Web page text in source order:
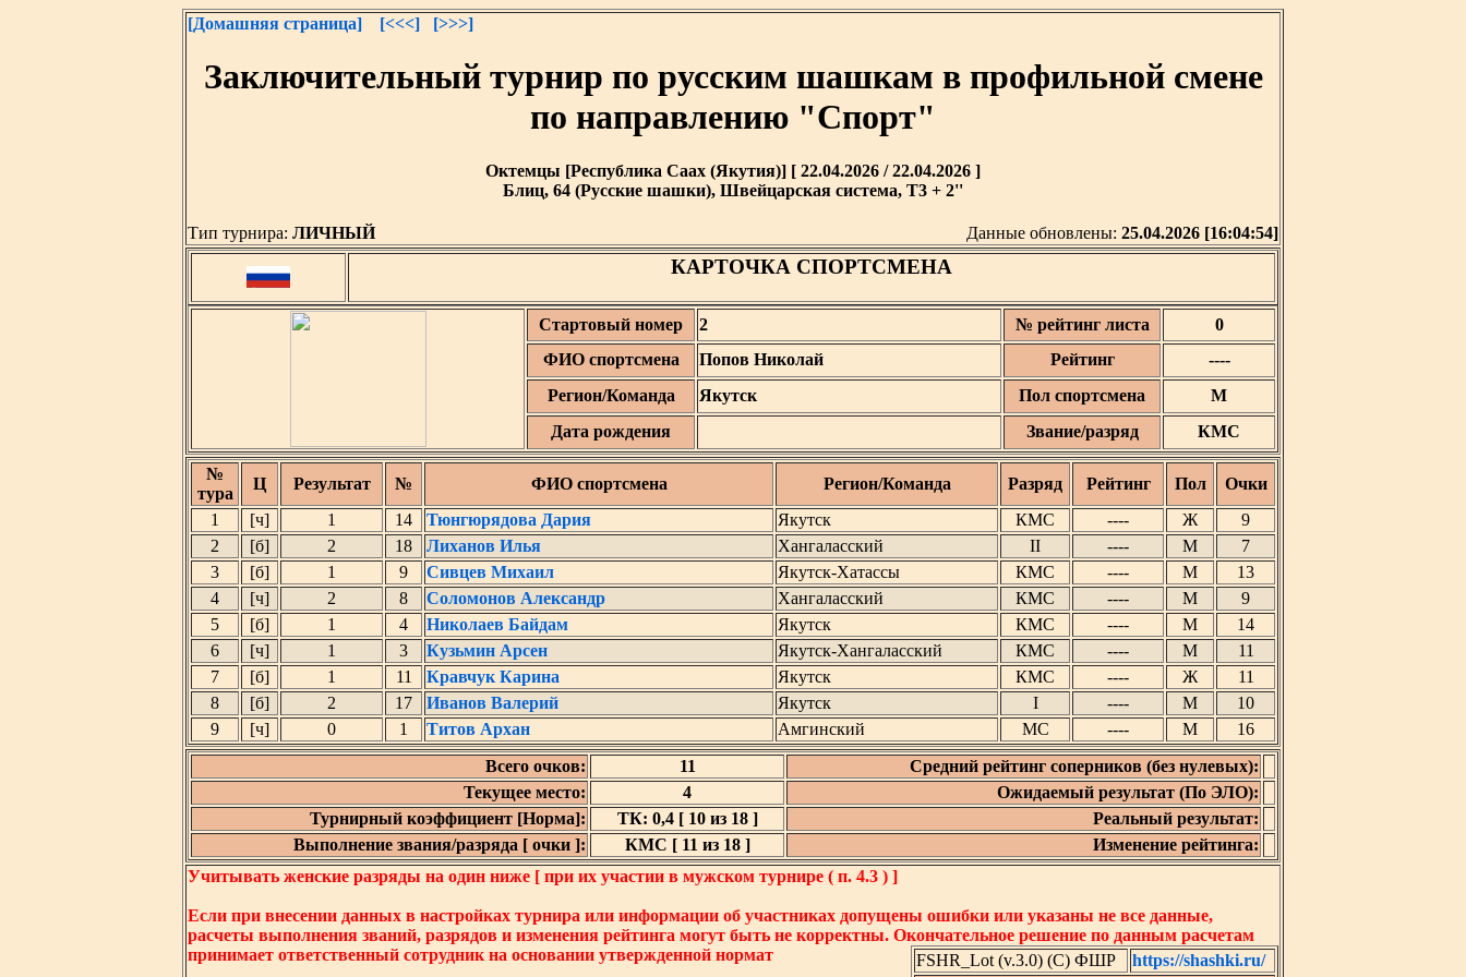
[Домашняя страница] [<<<] [>>>]
Заключительный турнир по русским шашкам в профильной смене
по направлению "Спорт"
Октемцы [Республика Саах (Якутия)] [ 22.04.2026 / 22.04.2026 ]
Блиц, 64 (Русские шашки), Швейцарская система, T3 + 2''
Тип турнира: ЛИЧНЫЙ Данные обновлены: 25.04.2026 [16:04:54]
КАРТОЧКА СПОРТСМЕНА
Стартовый номер 2 № рейтинг листа
0
ФИО спортсмена
Попов Николай Рейтинг
----
Регион/Команда
Якутск Пол спортсмена
М
Дата рождения
Звание/разряд КМС
№
тура
Ц Результат № ФИО спортсмена Регион/Команда Разряд Рейтинг Пол
Очки
1
[ч] 1 14 Тюнгюрядова Дария Якутск КМС ---- Ж
9
2
[б] 2 18 Лиханов Илья Хангаласский II ---- М
7
3
[б] 1 9 Сивцев Михаил Якутск-Хатассы КМС ---- М
13
4
[ч] 2 8 Соломонов Александр Хангаласский КМС ---- М
9
5
[б] 1 4 Николаев Байдам Якутск КМС ---- М
14
6
[ч] 1 3 Кузьмин Арсен Якутск-Хангаласский КМС ---- М
11
7
[б] 1 11 Кравчук Карина Якутск КМС ---- Ж
11
8
[б] 2 17 Иванов Валерий Якутск I ---- М
10
9
[ч] 0 1 Титов Архан Амгинский МС ---- М
16
Всего очков:
11
Средний рейтинг соперников (без нулевых):
Текущее место:
4
Ожидаемый результат (По ЭЛО):
Турнирный коэффициент [Норма]:
ТК: 0,4 [ 10 из 18 ]
Реальный результат:
Выполнение звания/разряда [ очки ]:
КМС [ 11 из 18 ]
Изменение рейтинга:
Учитывать женские разряды на один ниже [ при их участии в мужском турнире ( п. 4.3 ) ]
Если при внесении данных в настройках турнира или информации об участниках допущены ошибки или указаны не все данные,
расчеты выполнения званий, разрядов и изменения рейтинга могут быть не корректны. Окончательное решение по данным расчетам
принимает ответственный сотрудник на основании утвержденной нормат
FSHR_Lot (v.3.0) (C) ФШР https://shashki.ru/